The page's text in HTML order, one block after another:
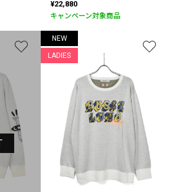
¥22,880
キャンペーン対象商品
NEW
LADIES